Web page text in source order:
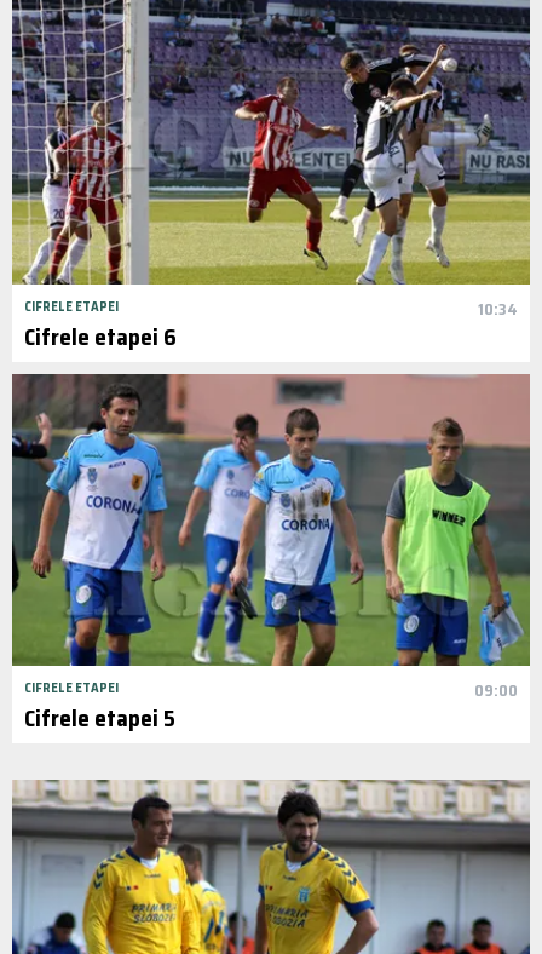
CIFRELE ETAPEI 10:34
Cifrele etapei 6
CIFRELE ETAPEI 09:00
Cifrele etapei 5